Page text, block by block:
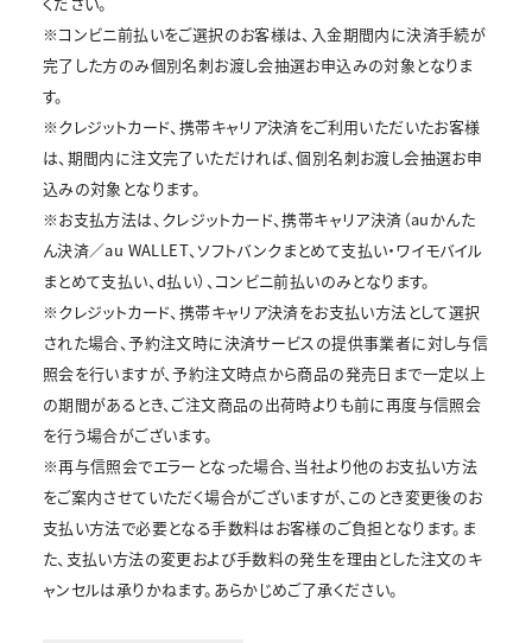
※コンビニ前払いをご選択のお客様は、入金期間内に決済手続が
完了した方のみ個別名刺お渡し会抽選お申込みの対象となりま
す。
※クレジットカード、携帯キャリア決済をご利用いただいたお客様
は、期間内に注文完了いただければ、個別名刺お渡し会抽選お申
込みの対象となります。
※お支払方法は、クレジットカード、携帯キャリア決済（auかんた
ん決済／au WALLET、ソフトバンクまとめて支払い・ワイモバイル
まとめて支払い、d払い）、コンビニ前払いのみとなります。
※クレジットカード、携帯キャリア決済をお支払い方法として選択
された場合、予約注文時に決済サービスの提供事業者に対し与信
照会を行いますが、予約注文時点から商品の発売日まで一定以上
の期間があるとき、ご注文商品の出荷時よりも前に再度与信照会
を行う場合がございます。
※再与信照会でエラーとなった場合、当社より他のお支払い方法
をご案内させていただく場合がございますが、このとき変更後のお
支払い方法で必要となる手数料はお客様のご負担となります。ま
た、支払い方法の変更および手数料の発生を理由とした注文のキ
ャンセルは承りかねます。あらかじめご了承ください。